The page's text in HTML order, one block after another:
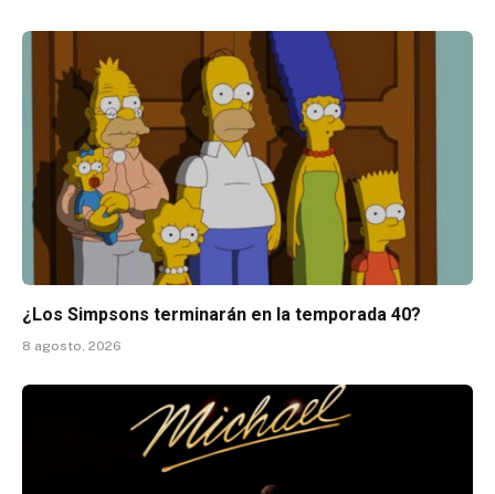
¿Los Simpsons terminarán en la temporada 40?
8 agosto, 2026